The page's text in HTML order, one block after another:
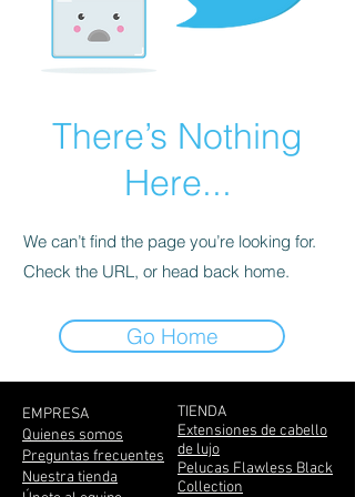
There’s Nothing
Here...
We can’t find the page you’re looking for.
Check the URL, or head back home.
Go Home
EMPRESA
Quienes somos
Preguntas frecuentes
Nuestra tienda
TIENDA
Extensiones de cabello
de lujo
Pelucas Flawless Black
Collection